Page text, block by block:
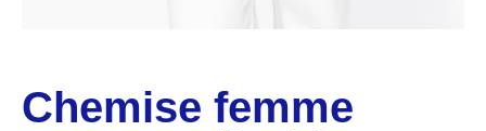
Chemise femme